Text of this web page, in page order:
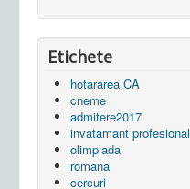
Etichete
hotararea CA
cneme
admitere2017
invatamant profesional
olimpiada
romana
cercuri